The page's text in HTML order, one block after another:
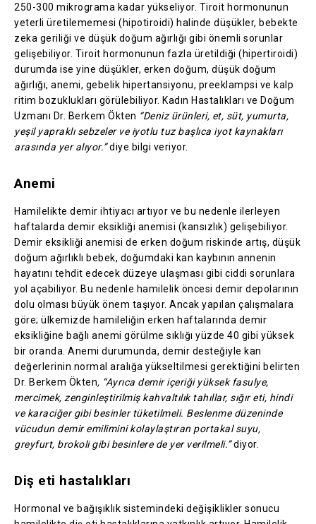
250-300 mikrograma kadar yükseliyor. Tiroit hormonunun
yeterli üretilememesi (hipotiroidi) halinde düşükler, bebekte
zeka geriliği ve düşük doğum ağırlığı gibi önemli sorunlar
gelişebiliyor. Tiroit hormonunun fazla üretildiği (hipertiroidi)
durumda ise yine düşükler, erken doğum, düşük doğum
ağırlığı, anemi, gebelik hipertansiyonu, preeklampsi ve kalp
ritim bozuklukları görülebiliyor. Kadın Hastalıkları ve Doğum
Uzmanı Dr. Berkem Ökten “Deniz ürünleri, et, süt, yumurta,
yeşil yapraklı sebzeler ve iyotlu tuz başlıca iyot kaynakları
arasında yer alıyor.”diye bilgi veriyor.
Anemi
Hamilelikte demir ihtiyacı artıyor ve bu nedenle ilerleyen
haftalarda demir eksikliği anemisi (kansızlık) gelişebiliyor.
Demir eksikliği anemisi de erken doğum riskinde artış, düşük
doğum ağırlıklı bebek, doğumdaki kan kaybının annenin
hayatını tehdit edecek düzeye ulaşması gibi ciddi sorunlara
yol açabiliyor. Bu nedenle hamilelik öncesi demir depolarının
dolu olması büyük önem taşıyor. Ancak yapılan çalışmalara
göre; ülkemizde hamileliğin erken haftalarında demir
eksikliğine bağlı anemi görülme sıklığı yüzde 40 gibi yüksek
bir oranda. Anemi durumunda, demir desteğiyle kan
değerlerinin normal aralığa yükseltilmesi gerektiğini belirten
Dr. Berkem Ökten, “Ayrıca demir içeriği yüksek fasulye,
mercimek, zenginleştirilmiş kahvaltılık tahıllar, sığır eti, hindi
ve karaciğer gibi besinler tüketilmeli. Beslenme düzeninde
vücudun demir emilimini kolaylaştıran portakal suyu,
greyfurt, brokoli gibi besinlere de yer verilmeli.”diyor.
Diş eti hastalıkları
Hormonal ve bağışıklık sistemindeki değişiklikler sonucu